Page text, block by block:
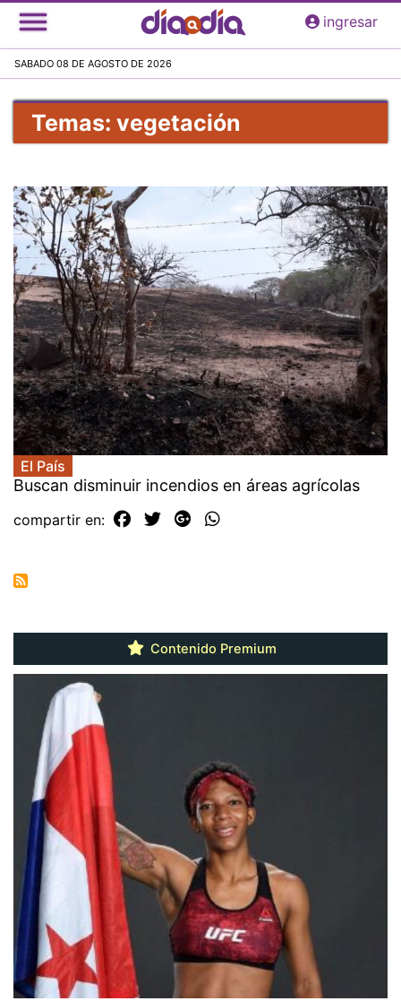
Pasar
al
principal
ingresar
SABADO 08 DE AGOSTO DE 2026
Temas: vegetación
El País
Buscan disminuir incendios en áreas agrícolas
compartir en:
Contenido Premium